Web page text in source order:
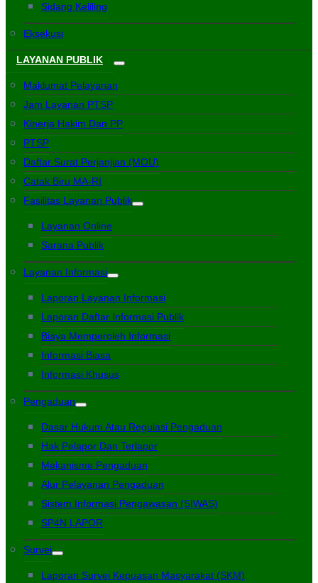
Sidang Keliling
Eksekusi
LAYANAN PUBLIK
Maklumat Pelayanan
Jam Layanan PTSP
Kinerja Hakim Dan PP
PTSP
Daftar Surat Perjanjian (MOU)
Catak Biru MA-RI
Fasilitas Layanan Publik
Layanan Online
Sarana Publik
Layanan Informasi
Laporan Layanan Informasi
Laporan Daftar Informasi Publik
Biaya Memperoleh Informasi
Informasi Biasa
Informasi Khusus
Pengaduan
Dasar Hukum Atau Regulasi Pengaduan
Hak Pelapor Dan Terlapor
Mekanisme Pengaduan
Alur Pelayanan Pengaduan
Sistem Informasi Pengawasan (SIWAS)
SP4N LAPOR
Survei
Laporan Survei Kepuasan Masyarakat (SKM)